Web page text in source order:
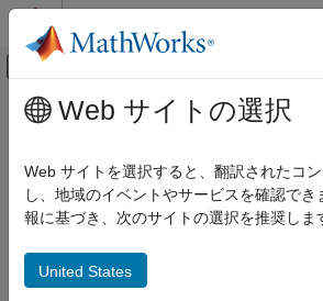
コンテンツへスキップ
オフキャンバス ナビ
ドキュメンテーションのホーム
メインコンテンツ
Web サイトの選択
Web サイトを選択すると、翻訳されたコ
し、地域のイベントやサービスを確認で
報に基づき、次のサイトの選択を推奨しま
United States